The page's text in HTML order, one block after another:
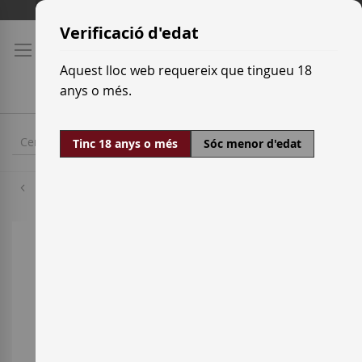
Skip
Content
Verificació d'edat
Aquest lloc web requereix que tingueu 18
anys o més.
Tinc 18 anys o més Sóc menor d'edat